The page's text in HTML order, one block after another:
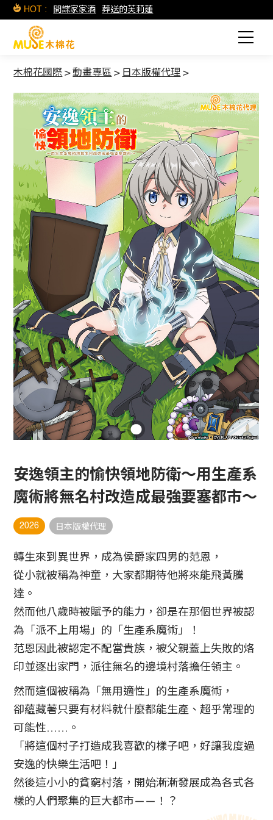
HOT : 間諜家家酒 葬送的芙莉蓮
木棉花國際 >動畫專區 > 日本版權代理 >
安逸領主的愉快領地防衛～用生產系
魔術將無名村改造成最強要塞都市～
2026 日本版權代理
轉生來到異世界，成為侯爵家四男的范恩，
從小就被稱為神童，大家都期待他將來能飛黃騰
達。
然而他八歲時被賦予的能力，卻是在那個世界被認
為「派不上用場」的「生產系魔術」！
范恩因此被認定不配當貴族，被父親蓋上失敗的烙
印並逐出家門，派往無名的邊境村落擔任領主。
然而這個被稱為「無用適性」的生產系魔術，
卻蘊藏著只要有材料就什麼都能生產、超乎常理的
可能性……。
「將這個村子打造成我喜歡的樣子吧，好讓我度過
安逸的快樂生活吧！」
然後這小小的貧窮村落，開始漸漸發展成為各式各
樣的人們聚集的巨大都市――！？